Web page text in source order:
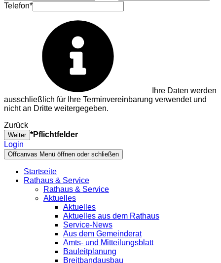
Telefon*
Ihre Daten werden
ausschließlich für Ihre Terminvereinbarung verwendet und
nicht an Dritte weitergegeben.
Zurück
Weiter *Pflichtfelder
Login
Offcanvas Menü öffnen oder schließen
Startseite
Rathaus & Service
Rathaus & Service
Aktuelles
Aktuelles
Aktuelles aus dem Rathaus
Service-News
Aus dem Gemeinderat
Amts- und Mitteilungsblatt
Bauleitplanung
Breitbandausbau